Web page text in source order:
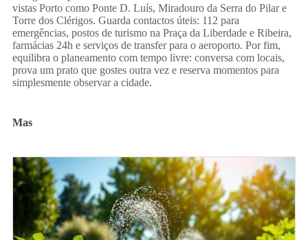
vistas Porto como Ponte D. Luís, Miradouro da Serra do Pilar e
Torre dos Clérigos. Guarda contactos úteis: 112 para
emergências, postos de turismo na Praça da Liberdade e Ribeira,
farmácias 24h e serviços de transfer para o aeroporto. Por fim,
equilibra o planeamento com tempo livre: conversa com locais,
prova um prato que gostes outra vez e reserva momentos para
simplesmente observar a cidade.
Mas